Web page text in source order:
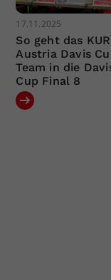
17.11.2025
So geht das
Austria Davis
Team in die
Cup Final 8